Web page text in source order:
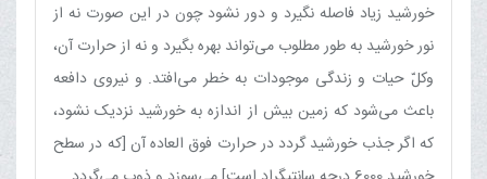
خورشید زیاد فاصله نگیرد و دور نشود چون در این صورت نه از
نور خورشید به طور مطلوب می‌تواند بهره بگیرد و نه از حرارت آن،
وکلّ حیات و زندگی موجودات به خطر می‌افتد. و نیروی دافعه
باعث می‌شود که زمین بیش از اندازه به خورشید نزدیک نشود،
که اگر جذب خورشید گردد در حرارت فوق العاده آن [که در سطح